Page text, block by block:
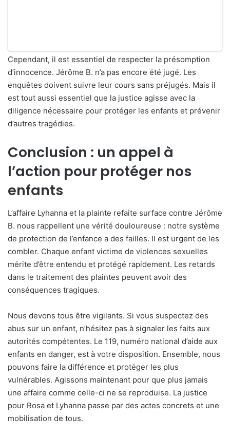
Cependant, il est essentiel de respecter la présomption
d’innocence. Jérôme B. n’a pas encore été jugé. Les
enquêtes doivent suivre leur cours sans préjugés. Mais il
est tout aussi essentiel que la justice agisse avec la
diligence nécessaire pour protéger les enfants et prévenir
d’autres tragédies.
Conclusion : un appel à
l’action pour protéger nos
enfants
L’affaire Lyhanna et la plainte refaite surface contre Jérôme
B. nous rappellent une vérité douloureuse : notre système
de protection de l’enfance a des failles. Il est urgent de les
combler. Chaque enfant victime de violences sexuelles
mérite d’être entendu et protégé rapidement. Les retards
dans le traitement des plaintes peuvent avoir des
conséquences tragiques.
Nous devons tous être vigilants. Si vous suspectez des
abus sur un enfant, n’hésitez pas à signaler les faits aux
autorités compétentes. Le 119, numéro national d’aide aux
enfants en danger, est à votre disposition. Ensemble, nous
pouvons faire la différence et protéger les plus
vulnérables. Agissons maintenant pour que plus jamais
une affaire comme celle-ci ne se reproduise. La justice
pour Rosa et Lyhanna passe par des actes concrets et une
mobilisation de tous.